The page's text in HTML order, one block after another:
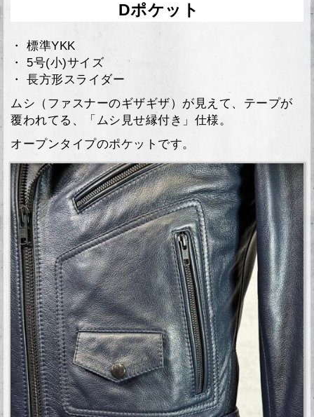
Dポケット
・ 標準YKK
・ 5号(小)サイズ
・ 長方形スライダー
ムシ（ファスナーのギザギザ）が見えて、テープが
覆われてる、「ムシ見せ縁付き」仕様。
オープンタイプのポケットです。